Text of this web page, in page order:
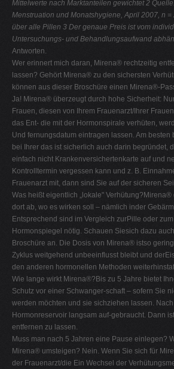
Mittelwerte nach Marktanteilen gewichtet 2
Menstruation und Monatshygiene, April 2007, n
über alle Pillen 3 Der genaue Preis ist vom
Untersuchungs- und Behandlungsaufwand
Antworten.
Wer erinnert mich daran, Mirena® rechtzeitig
lassen? Gehört Mirena® zu den sichersten
können aus dieser Broschüre einen Mirena®-
Ja! Mirena® überzeugt durch hohe Sicherheit:
Frauen, diesen von Ihrem Frauenarzt/Ihrer
das Ent- die mit der Hormonspirale verhüten,
Und fernungsdatum eintragen lassen. Am besten
bei Ihrer das ist sicherlich auch darin begründet,
einfach nicht Krankenversichertenkarte auf und
Kontrolltermin vergessen kann und z. B.
Frauenarzt mit, dann sind Sie auf der sicheren
Was heißt eigentlich „lokale"
dort ab, wo es wirken soll – nämlich inder
Entsprechend sind im Vergleich zurPille oder
Hormonspiegel nötig. Schauen Siesich dazu
Broschüre an. Die Dosis von Mirena® istso
Zyklus weitgehend unbeeinflusst bleibt und
den anderen hormonellen Methoden
Wie lange wirkt Mirena®?Bis zu 5 Jahre bietet
Schutz vor einer Schwanger-schaft – sofern Sie
werden möchten und sie sichziehen lassen.
Hormonreservoir langsam auf-gebraucht. Dann
entfernen zu lassen.
Muss man nach 5 Jahren eine Pause einlegen?
Mirena® umsteigen? Nein. Wenn Sie sich für
der Frauenarzt/die Ein Wechsel der